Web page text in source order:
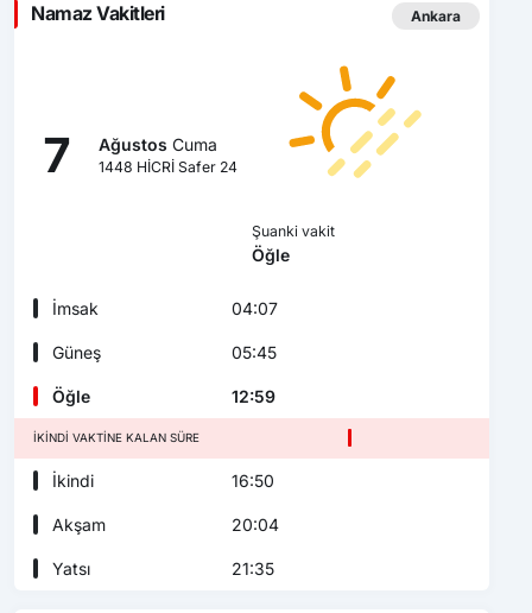
Namaz Vakitleri Ankara
7 Ağustos Cuma
1448 HİCRİ Safer 24
Şuanki vakit
Öğle
İmsak 04:07
Güneş 05:45
Öğle 12:59
İKINDI VAKTINE KALAN SÜRE
İkindi 16:50
Akşam 20:04
Yatsı 21:35